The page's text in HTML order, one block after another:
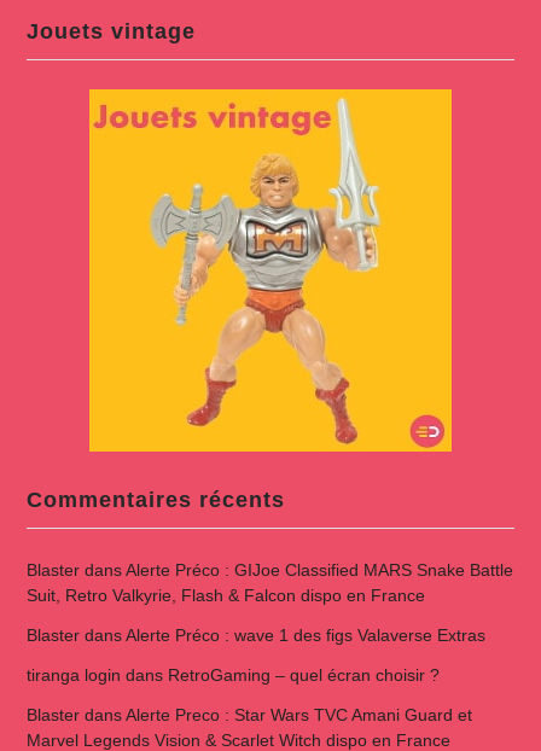
Jouets vintage
Commentaires récents
BlasterdansAlerte Préco : GIJoe Classified MARS Snake Battle
Suit, Retro Valkyrie, Flash & Falcon dispo en France
BlasterdansAlerte Préco : wave 1 des figs Valaverse Extras
tiranga login dans RetroGaming – quel écran choisir ?
BlasterdansAlerte Preco : Star Wars TVC Amani Guard et
Marvel Legends Vision & Scarlet Witch dispo en France